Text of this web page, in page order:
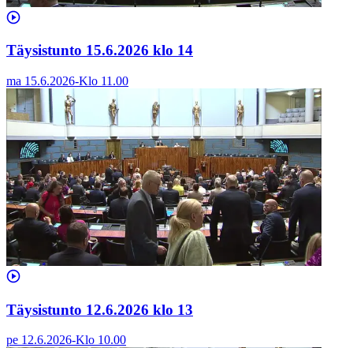
Täysistunto 15.6.2026 klo 14
ma 15.6.2026-Klo 11.00
Täysistunto 12.6.2026 klo 13
pe 12.6.2026-Klo 10.00